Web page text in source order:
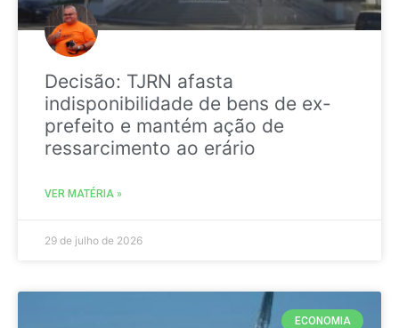
Decisão: TJRN afasta
indisponibilidade de bens de ex-
prefeito e mantém ação de
ressarcimento ao erário
VER MATÉRIA »
29 de julho de 2026
ECONOMIA